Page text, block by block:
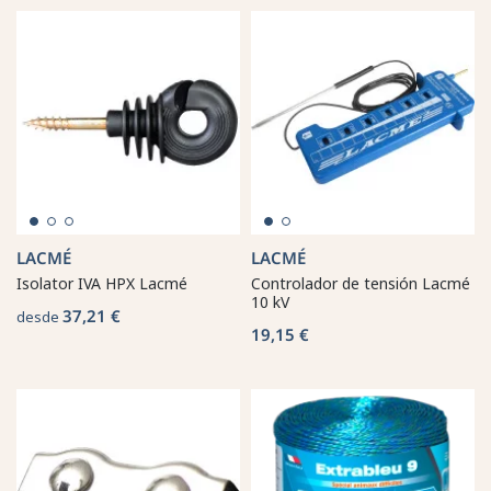
LACMÉ
Isolator IVA HPX Lacmé
desde 37,21 €
LACMÉ
Controlador de tensión Lacmé
10 kV
19,15 €